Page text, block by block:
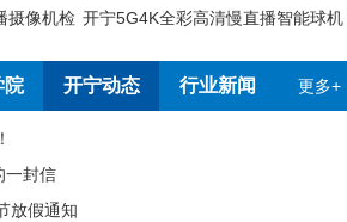
摄像机检 开宁5G4K全彩高清慢直播智能球机
院 开宁动态 行业新闻 更多+
一封信
放假通知